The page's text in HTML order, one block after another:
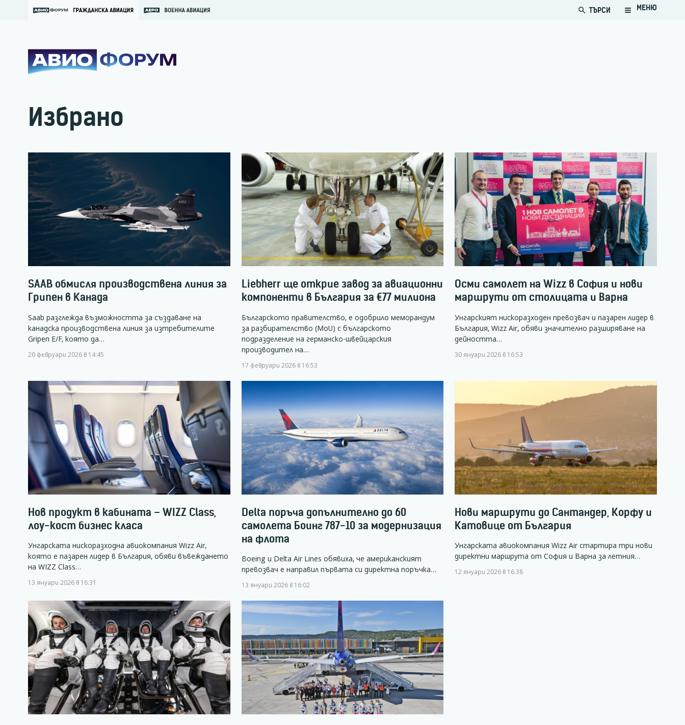
search ТЪРСИ МЕНЮ
Избрано
SAAB обмисля производствена линия за
Грипен в Канада
Saab разглежда възможността за създаване на
канадска производствена линия за изтребителите
Gripen E/F, която да…
20 февруари 2026 в 14:45
Liebherr ще открие завод за авиационни
компоненти в България за €77 милиона
Българското правителство, е одобрило меморандум
за разбирателство (MoU) с българското
подразделение на германско-швейцарския
производител на…
17 февруари 2026 в 16:53
Осми самолет на Wizz в София и нови
маршрути от столицата и Варна
Унгарският нискоразходен превозвач и пазарен лидер в
България, Wizz Air, обяви значително разширяване на
дейността…
30 януари 2026 в 16:53
Нов продукт в кабината – WIZZ Class,
лоу-кост бизнес класа
Унгарската нискоразходна авиокомпания Wizz Air,
която е пазарен лидер в България, обяви въвеждането
на WIZZ Class…
13 януари 2026 в 16:31
Delta поръча допълнително до 60
самолета Боинг 787-10 за модернизация
на флота
Boeing и Delta Air Lines обявиха, че американският
превозвач е направил първата си директна поръчка…
13 януари 2026 в 16:02
Нови маршрути до Сантандер, Корфу и
Катовице от България
Унгарската авиокомпания Wizz Air стартира три нови
директни маршрута от София и Варна за летния…
12 януари 2026 в 16:38